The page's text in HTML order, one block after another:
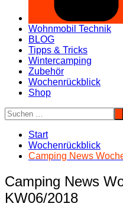
Wohnmobil Technik
BLOG
Tipps & Tricks
Wintercamping
Zubehör
Wochenrückblick
Shop
Start
Wochenrückblick
Camping News
Camping News
KW06/2018